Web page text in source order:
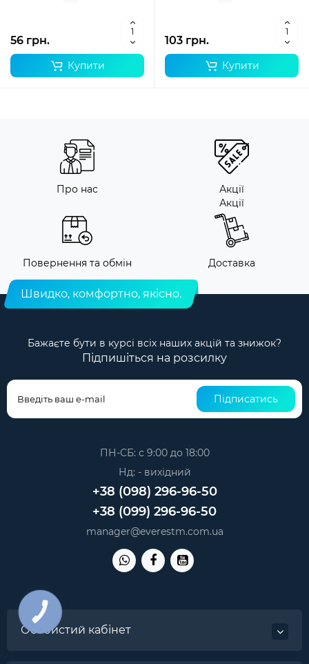
56 грн.
Купити
103 грн.
Купити
Про нас
Акції
Акції
Повернення та обмін Доставка
Швидко, комфортно, якісно.
Бажаєте бути в курсі всіх наших акцій та знижок?
Підпишіться на розсилку
Підписатись
ПН-СБ: с 9:00 до 18:00
Нд: - вихідний
+38 (098) 296-96-50
+38 (099) 296-96-50
manager@everestm.com.ua
Особистий кабінет
КНОПКА
ЗВ'ЯЗКУ